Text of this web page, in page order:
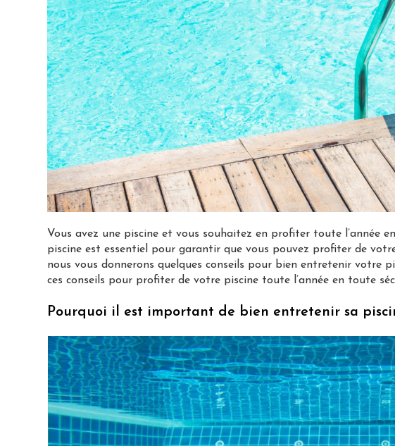
Vous avez une piscine et vous souhaitez en profiter toute l’année
piscine est essentiel pour garantir que vous pouvez profiter de
nous vous donnerons quelques conseils pour bien entretenir votre
ces conseils pour profiter de votre piscine toute l’année en toute
Pourquoi il est important de bien entretenir sa